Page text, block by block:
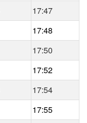
17:47
17:48
17:50
17:52
17:54
17:55